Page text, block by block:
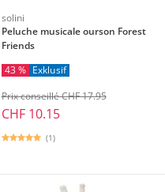
solini
Peluche musicale ourson Forest
Friends
43 % Exklusif
CHF 10.15
Prix conseillé CHF 17.95
(1)